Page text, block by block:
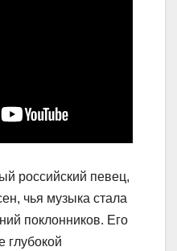
российский певец,
чья музыка стала
поклонников. Его
глубокой